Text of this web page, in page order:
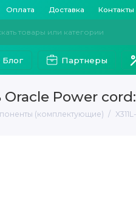
Оплата Доставка Контакты
Блог Партнеры
Oracle Power
(комплектующие)